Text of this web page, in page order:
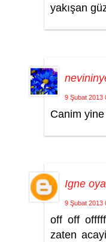
yakışan
9 Şubat 2013
Canim
Igne
9 Şubat 2013
off off
zaten